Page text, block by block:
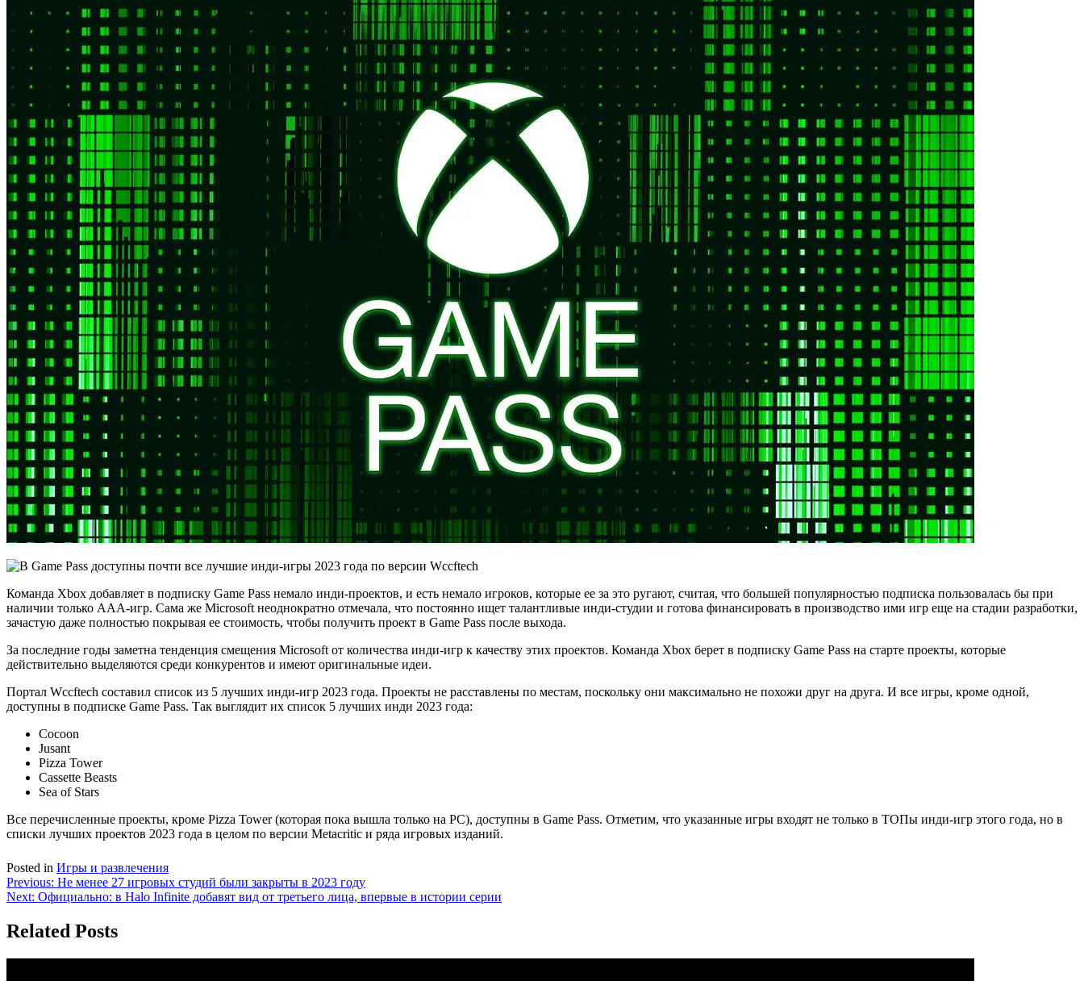
Команда Xbox добавляет в подписку Game Pass немало инди-проектов, и есть немало игроков, которые ее за это ругают, считая, что большей популярностью подписка пользовалась бы при
наличии только AAA-игр. Сама же Microsoft неоднократно отмечала, что постоянно ищет талантливые инди-студии и готова финансировать в производство ими игр еще на стадии разработки,
зачастую даже полностью покрывая ее стоимость, чтобы получить проект в Game Pass после выхода.
За последние годы заметна тенденция смещения Microsoft от количества инди-игр к качеству этих проектов. Команда Xbox берет в подписку Game Pass на старте проекты, которые
действительно выделяются среди конкурентов и имеют оригинальные идеи.
Портал Wccftech составил список из 5 лучших инди-игр 2023 года. Проекты не расставлены по местам, поскольку они максимально не похожи друг на друга. И все игры, кроме одной,
доступны в подписке Game Pass. Так выглядит их список 5 лучших инди 2023 года:
Cocoon
Jusant
Pizza Tower
Cassette Beasts
Sea of Stars
Все перечисленные проекты, кроме Pizza Tower (которая пока вышла только на PC), доступны в Game Pass. Отметим, что указанные игры входят не только в ТОПы инди-игр этого года, но в
списки лучших проектов 2023 года в целом по версии Metacritic и ряда игровых изданий.
Posted in Игры и развлечения
Навигация
по
записям
Previous: Не менее 27 игровых студий были закрыты в 2023 году
Next: Официально: в Halo Infinite добавят вид от третьего лица, впервые в истории серии
Related Posts